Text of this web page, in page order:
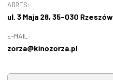
ADRES:
ul. 3 Maja 28, 35-030 Rzeszów
E-MAIL:
zorza@kinozorza.pl